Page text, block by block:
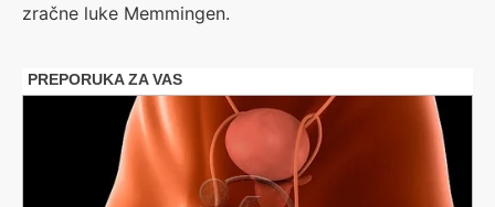
zračne luke Memmingen.